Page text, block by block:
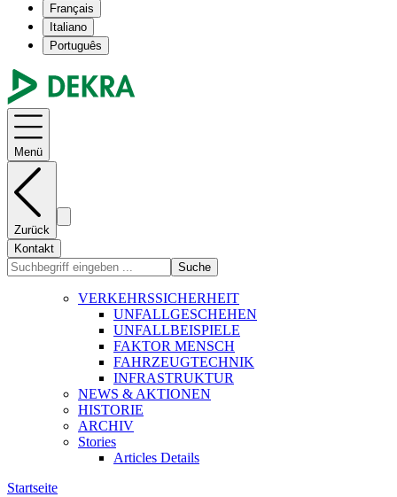
Français
Italiano
Português
Menü
Zurück
Kontakt
Suche
VERKEHRSSICHERHEIT
UNFALLGESCHEHEN
UNFALLBEISPIELE
FAKTOR MENSCH
FAHRZEUGTECHNIK
INFRASTRUKTUR
NEWS & AKTIONEN
HISTORIE
ARCHIV
Stories
Articles Details
Startseite